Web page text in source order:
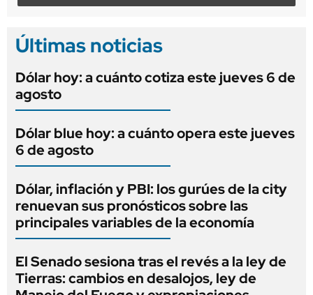
Últimas noticias
Dólar hoy: a cuánto cotiza este jueves 6 de
agosto
Dólar blue hoy: a cuánto opera este jueves
6 de agosto
Dólar, inflación y PBI: los gurúes de la city
renuevan sus pronósticos sobre las
principales variables de la economía
El Senado sesiona tras el revés a la ley de
Tierras: cambios en desalojos, ley de